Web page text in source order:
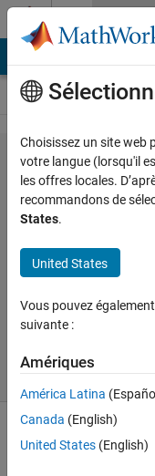
Passer au contenu
Problem
269. Find
Rotated
Substring
Mathew
solvers
3 likes
Choisissez un site web
votre langue (lorsqu'il
les offres locales.
recommandons de
States.
United States
Vous pouvez
suivante :
Amériques
América Latina
Canada (English)
United States (English)